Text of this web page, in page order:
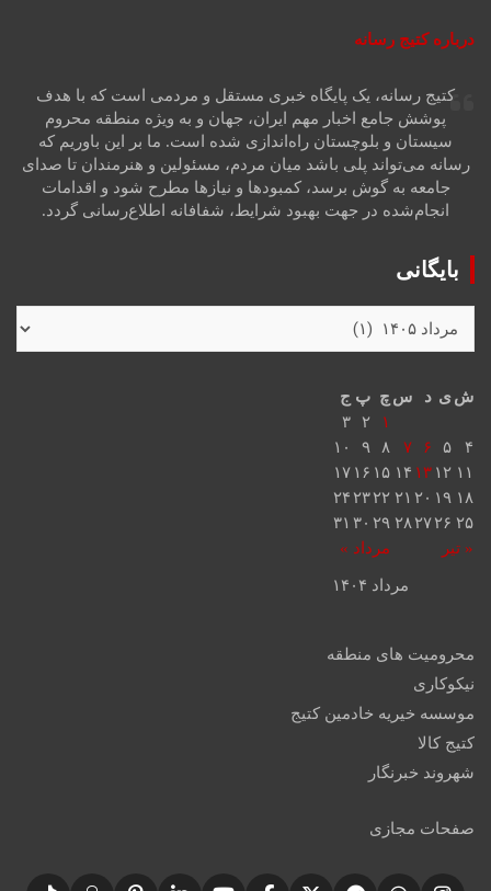
درباره کتیج رسانه
کتیج رسانه، یک پایگاه خبری مستقل و مردمی است که با هدف
پوشش جامع اخبار مهم ایران، جهان و به ویژه منطقه محروم
سیستان و بلوچستان راه‌اندازی شده است. ما بر این باوریم که
رسانه می‌تواند پلی باشد میان مردم، مسئولین و هنرمندان تا صدای
جامعه به گوش برسد، کمبودها و نیازها مطرح شود و اقدامات
انجام‌شده در جهت بهبود شرایط، شفافانه اطلاع‌رسانی گردد.
بایگانی
مرداد ۱۴۰۴
شی د س چ پ ج
« تیر مرداد »
۱ ۲
۳
۴
۵ ۶ ۷ ۸ ۹
۱۰
۱۱ ۱۲ ۱۳ ۱۴ ۱۵ ۱۶ ۱۷
۱۸ ۱۹ ۲۰ ۲۱ ۲۲۲۳ ۲۴
۲۵ ۲۶۲۷ ۲۸ ۲۹ ۳۰ ۳۱
محرومیت های منطقه
نیکوکاری
موسسه خیریه خادمین کتیج
کتیج کالا
شهروند خبرنگار
صفحات مجازی